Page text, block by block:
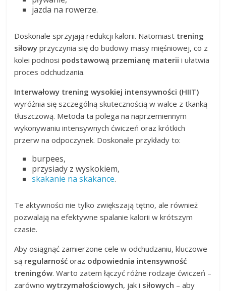
jazda na rowerze.
Doskonale sprzyjają redukcji kalorii. Natomiast trening
siłowy przyczynia się do budowy masy mięśniowej, co z
kolei podnosi podstawową przemianę materii i ułatwia
proces odchudzania.
Interwałowy trening wysokiej intensywności (HIIT)
wyróżnia się szczególną skutecznością w walce z tkanką
tłuszczową. Metoda ta polega na naprzemiennym
wykonywaniu intensywnych ćwiczeń oraz krótkich
przerw na odpoczynek. Doskonałe przykłady to:
burpees,
przysiady z wyskokiem,
skakanie na skakance.
Te aktywności nie tylko zwiększają tętno, ale również
pozwalają na efektywne spalanie kalorii w krótszym
czasie.
Aby osiągnąć zamierzone cele w odchudzaniu, kluczowe
są regularność oraz odpowiednia intensywność
treningów. Warto zatem łączyć różne rodzaje ćwiczeń –
zarównowytrzymałościowych, jak i siłowych – aby